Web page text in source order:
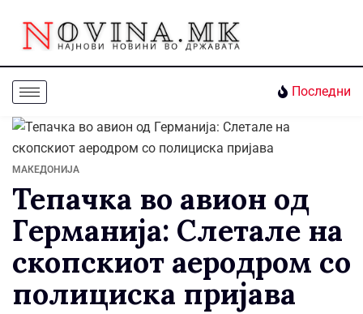
Последни
МАКЕДОНИЈА
Тепачка во авион од
Германија: Слетале на
скопскиот аеродром со
полициска пријава